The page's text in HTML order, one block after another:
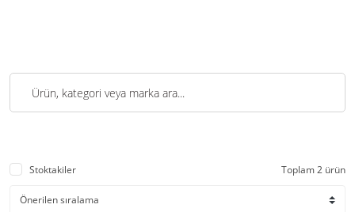
Stoktakiler Toplam 2 ürün